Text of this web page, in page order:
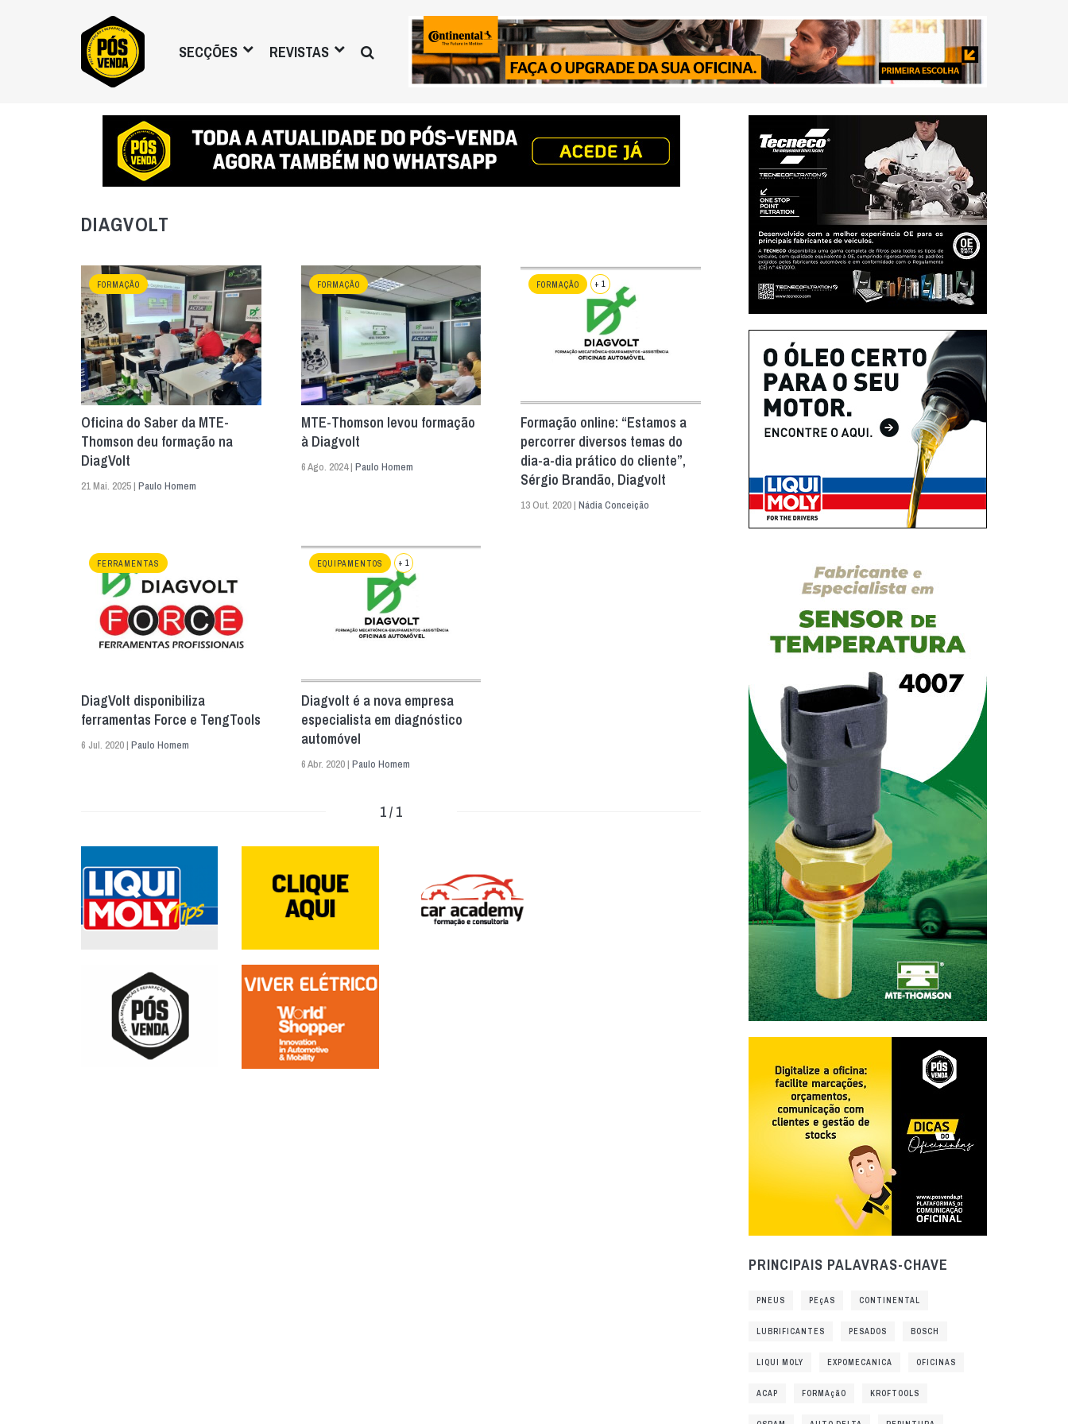
SECÇÕES REVISTAS
DIAGVOLT
FORMAÇÃO
Oficina do Saber da MTE-
Thomson deu formação na
DiagVolt
21 Mai. 2025 | Paulo Homem
FORMAÇÃO
MTE-Thomson levou formação
à Diagvolt
6 Ago. 2024 | Paulo Homem
FORMAÇÃO + 1
Formação online: “Estamos a
percorrer diversos temas do
dia-a-dia prático do cliente”,
Sérgio Brandão, Diagvolt
13 Out. 2020 |Nádia Conceição
FERRAMENTAS
DiagVolt disponibiliza
ferramentas Force e TengTools
6 Jul. 2020 | Paulo Homem
EQUIPAMENTOS + 1
Diagvolt é a nova empresa
especialista em diagnóstico
automóvel
6 Abr. 2020 | Paulo Homem
1 / 1
PRINCIPAIS PALAVRAS-CHAVE
PNEUS PEçAS CONTINENTAL
LUBRIFICANTES PESADOS BOSCH
LIQUI MOLY EXPOMECANICA OFICINAS
ACAP FORMAçãO KROFTOOLS